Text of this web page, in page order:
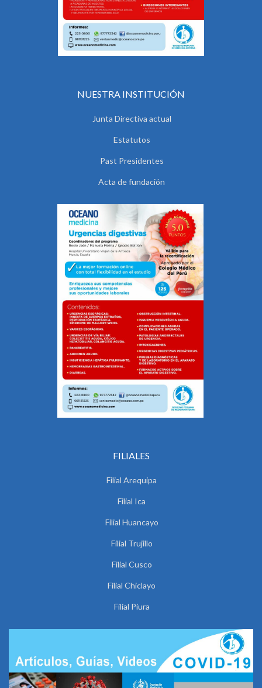
NUESTRA INSTITUCIÓN
Junta Directiva actual
Estatutos
Past Presidentes
Acta de fundación
FILIALES
Filial Arequipa
Filial Ica
Filial Huancayo
Filial Trujillo
Filial Cusco
Filial Chiclayo
Filial Piura